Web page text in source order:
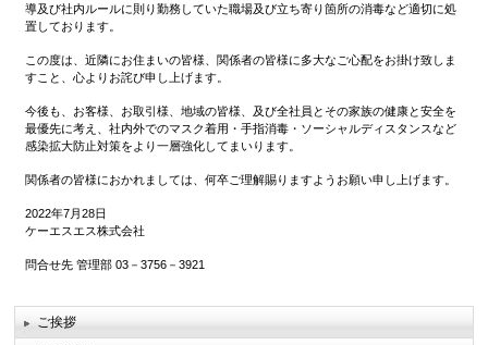
導及び社内ルールに則り勤務していた職場及び立ち寄り箇所の消毒など適切に処
置しております。
この度は、近隣にお住まいの皆様、関係者の皆様に多大なご心配をお掛け致しま
すこと、心よりお詫び申し上げます。
今後も、お客様、お取引様、地域の皆様、及び全社員とその家族の健康と安全を
最優先に考え、社内外でのマスク着用・手指消毒・ソーシャルディスタンスなど
感染拡大防止対策をより一層強化してまいります。
関係者の皆様におかれましては、何卒ご理解賜りますようお願い申し上げます。
2022年7月28日
ケーエスエス株式会社
問合せ先 管理部 03－3756－3921
ご挨拶